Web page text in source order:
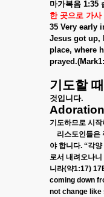
마가복음 1:35
한 곳으로 가사
35 Very early
Jesus got up,
place, where
기도할 때
것입니다.
기도하므로 시작
리스도인들은
야 합니다. “각양
로서 내려오나니
니라(약1:17)
coming down
not change like